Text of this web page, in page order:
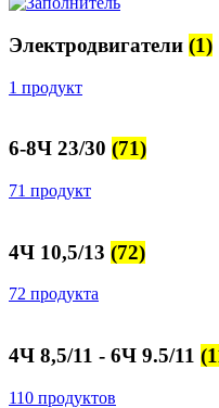
Электродвигатели (1)
1 продукт
6-8Ч 23/30 (71)
71 продукт
4Ч 10,5/13 (72)
72 продукта
4Ч 8,5/11 - 6Ч 9.5/11
110 продуктов